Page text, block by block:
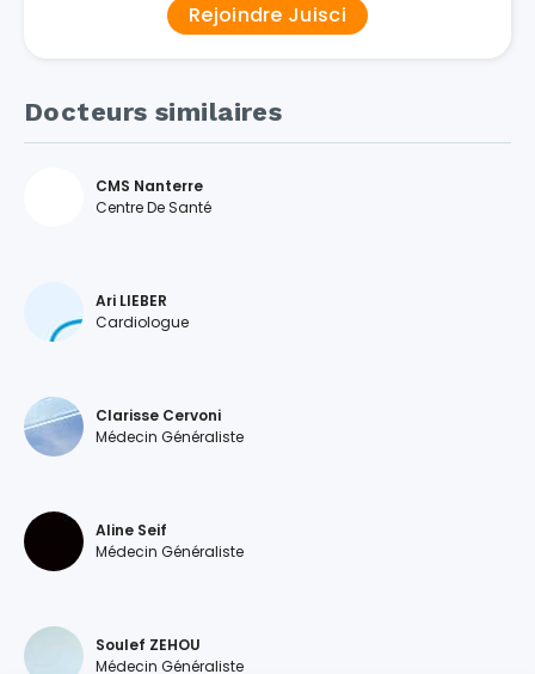
Rejoindre Juisci
Docteurs similaires
CMS Nanterre
Centre De Santé
Ari LIEBER
Cardiologue
Clarisse Cervoni
Médecin Généraliste
Aline Seif
Médecin Généraliste
Soulef ZEHOU
Médecin Généraliste